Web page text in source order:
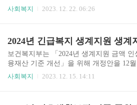
서 시행하는 각종 재정수혜정보를 '한 곳에
에 제공'하기 위한 차세대 열린재정 맞춤형
정보를 통합하여 제공합니다. 맞춤형 수
활용방법 정부로부터 받을 수 있는 복지..
장 급여 중 교육급여 수급자의 기준 중위
7조에 의거, 국가에서 개별가구의 소득이
정한 일정 기준선에 미달하는 경우 생활
라 기초생활을 할 수 있도록 지원하는 것
「국민기초생활 보장법」 제1조(목적) 이
활이 어려운 사람에게 필요한 급여를 실시
사회복지 2023. 12. 22. 06:26
보건복지부는 「2024년 생계지원 금액 인
융재산 기준 개선」을 위해 개정안을 12
고하고 2024년 1월 1일부터 시행한다고 밝
사회복지 2023. 12. 15. 14:11